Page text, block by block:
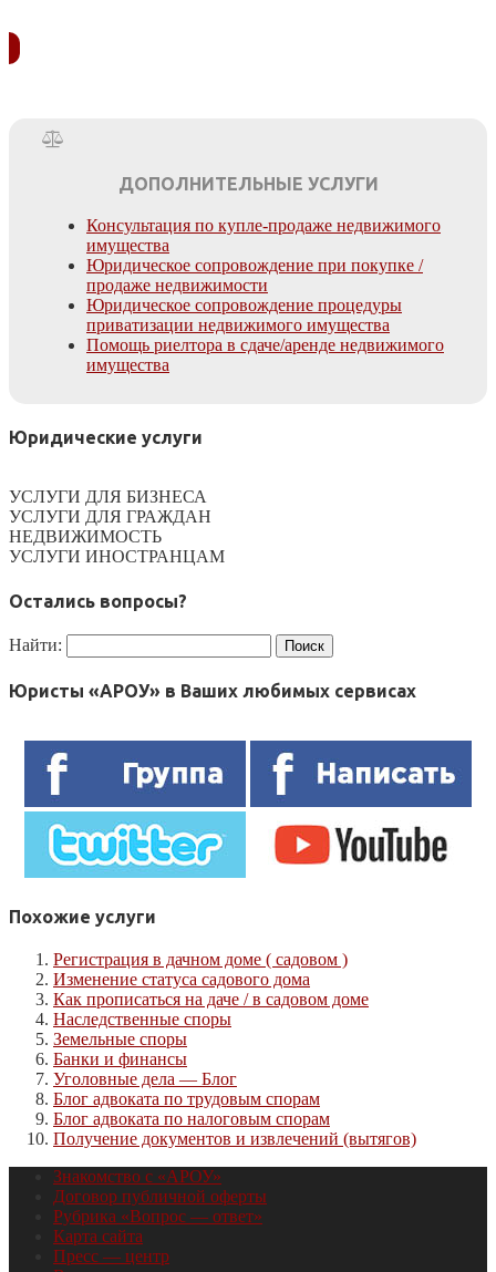
ДОПОЛНИТЕЛЬНЫЕ УСЛУГИ
Консультация по купле-продаже недвижимого
имущества
Юридическое сопровождение при покупке /
продаже недвижимости
Юридическое сопровождение процедуры
приватизации недвижимого имущества
Помощь риелтора в сдаче/аренде недвижимого
имущества
Юридические услуги
УСЛУГИ ДЛЯ БИЗНЕСА
УСЛУГИ ДЛЯ ГРАЖДАН
НЕДВИЖИМОСТЬ
УСЛУГИ ИНОСТРАНЦАМ
Остались вопросы?
Найти:
Юристы «АРОУ» в Ваших любимых сервисах
Похожие услуги
Регистрация в дачном доме ( садовом )
Изменение статуса садового дома
Как прописаться на даче / в садовом доме
Наследственные споры
Земельные споры
Банки и финансы
Уголовные дела — Блог
Блог адвоката по трудовым спорам
Блог адвоката по налоговым спорам
Получение документов и извлечений (вытягов)
Знакомство с «АРОУ»
Договор публичной оферты
Рубрика «Вопрос — ответ»
Карта сайта
Пресс — центр